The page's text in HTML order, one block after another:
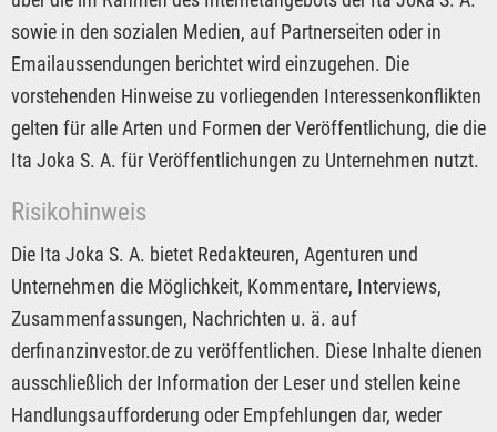
sowie in den sozialen Medien, auf Partnerseiten oder in
Emailaussendungen berichtet wird einzugehen. Die
vorstehenden Hinweise zu vorliegenden Interessenkonflikten
gelten für alle Arten und Formen der Veröffentlichung, die die
Ita Joka S. A. für Veröffentlichungen zu Unternehmen nutzt.
Risikohinweis
Die Ita Joka S. A. bietet Redakteuren, Agenturen und
Unternehmen die Möglichkeit, Kommentare, Interviews,
Zusammenfassungen, Nachrichten u. ä. auf
derfinanzinvestor.de zu veröffentlichen. Diese Inhalte dienen
ausschließlich der Information der Leser und stellen keine
Handlungsaufforderung oder Empfehlungen dar, weder